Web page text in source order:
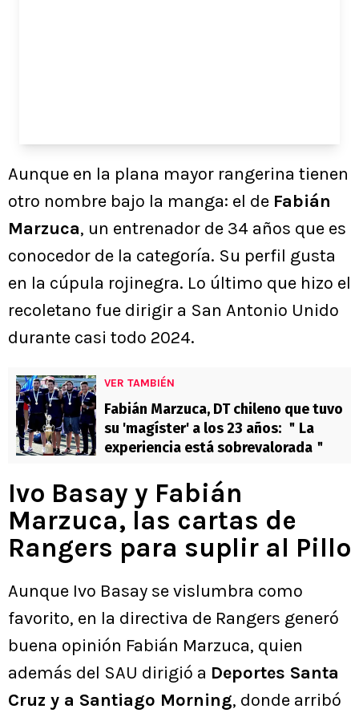
Aunque en la plana mayor rangerina tienen
otro nombre bajo la manga: el de Fabián
Marzuca, un entrenador de 34 años que es
conocedor de la categoría. Su perfil gusta
en la cúpula rojinegra. Lo último que hizo el
recoletano fue dirigir a San Antonio Unido
durante casi todo 2024.
VER TAMBIÉN
Fabián Marzuca, DT chileno que tuvo
su 'magíster' a los 23 años: ＂La
experiencia está sobrevalorada＂
Ivo Basay y Fabián
Marzuca, las cartas de
Rangers para suplir al Pillo
Aunque Ivo Basay se vislumbra como
favorito, en la directiva de Rangers generó
buena opinión Fabián Marzuca, quien
además del SAU dirigió a Deportes Santa
Cruz y a Santiago Morning, donde arribó